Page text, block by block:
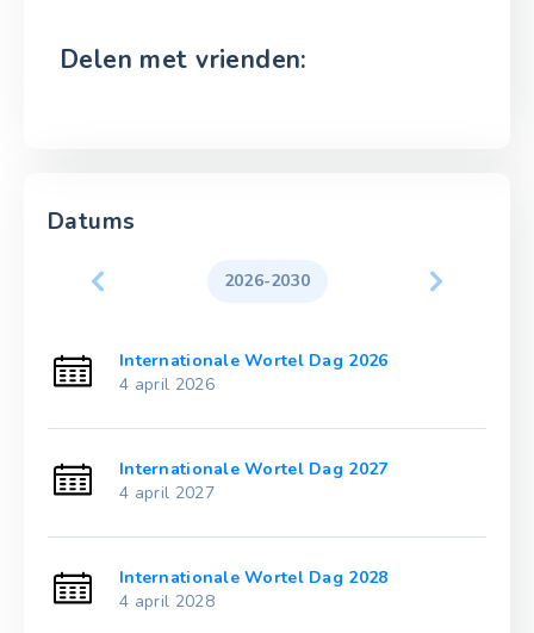
Delen met vrienden:
Datums
2026-2030
Internationale Wortel Dag 2026
4 april 2026
Internationale Wortel Dag 2027
4 april 2027
Internationale Wortel Dag 2028
4 april 2028